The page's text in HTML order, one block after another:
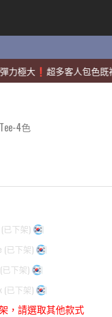
❗️超多客人包色既裙褲款
❗️超多客人包色既裙褲款
4色
(已下架)
(已下架)
(已下架)
(已下架)
，請選取其他款式